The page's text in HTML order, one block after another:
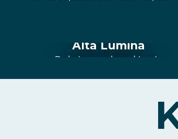
Alta Lumina
De betoverende nachtroute